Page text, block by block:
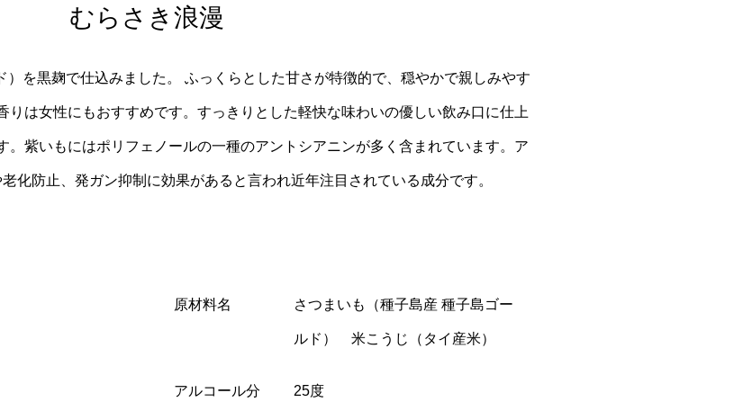
むらさき浪漫
）を黒麹で仕込みました。 ふっくらとした甘さが特徴的で、穏やかで親しみやす
りは女性にもおすすめです。すっきりとした軽快な味わいの優しい飲み口に仕上
。紫いもにはポリフェノールの一種のアントシアニンが多く含まれています。ア
化防止、発ガン抑制に効果があると言われ近年注目されている成分です。
原材料名 さつまいも（種子島産 種子島ゴー
ルド） 米こうじ（タイ産米）
アルコール分 25度